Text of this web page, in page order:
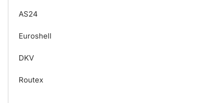
AS24
Euroshell
DKV
Routex